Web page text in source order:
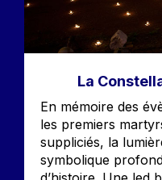
La
Accroche
En mémoire des
les premiers
suppliciés, la
symbolique